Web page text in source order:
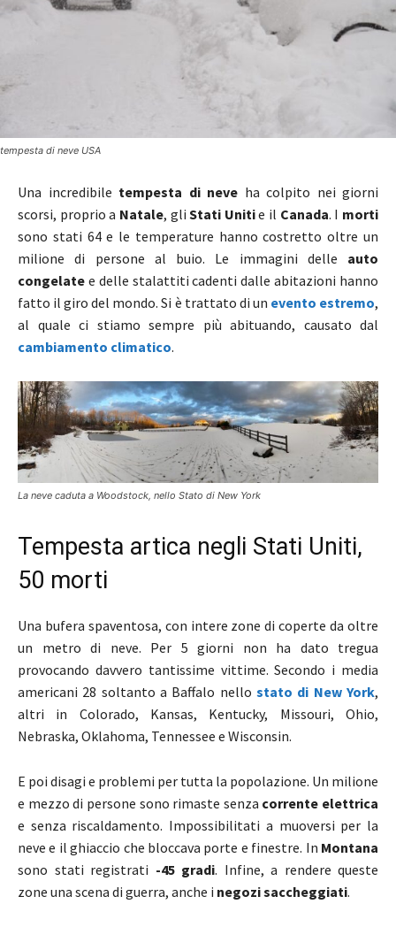
tempesta di neve USA
Una incredibile tempesta di neve ha colpito nei giorni
scorsi, proprio a Natale, gliStati Unitie il Canada. I morti
sono stati 64 e le temperature hanno costretto oltre un
milione di persone al buio. Le immagini delle auto
congelate e delle stalattiti cadenti dalle abitazioni hanno
fatto il giro del mondo. Si è trattato di un evento estremo,
al quale ci stiamo sempre più abituando, causato dal
cambiamento climatico.
La neve caduta a Woodstock, nello Stato di New York
Tempesta artica negli Stati Uniti,
50 morti
Una bufera spaventosa, con intere zone di coperte da oltre
un metro di neve. Per 5 giorni non ha dato tregua
provocando davvero tantissime vittime. Secondo i media
americani 28 soltanto a Baffalo nello stato di New York,
altri in Colorado, Kansas, Kentucky, Missouri, Ohio,
Nebraska, Oklahoma, Tennessee e Wisconsin.
E poi disagi e problemi per tutta la popolazione. Un milione
e mezzo di persone sono rimaste senza corrente elettrica
e senza riscaldamento. Impossibilitati a muoversi per la
neve e il ghiaccio che bloccava porte e finestre. In Montana
sono stati registrati -45 gradi. Infine, a rendere queste
zone una scena di guerra, anche i negozi saccheggiati.